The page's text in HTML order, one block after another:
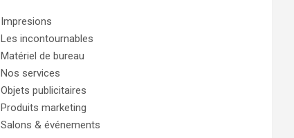
Impresions
Les incontournables
Matériel de bureau
Nos services
Objets publicitaires
Produits marketing
Salons & événements